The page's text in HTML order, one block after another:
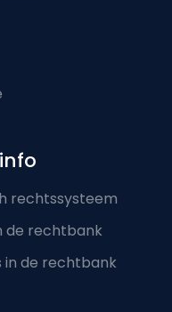
rechtssysteem
de rechtbank
in de rechtbank